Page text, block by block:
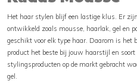
Het haar stylen blijf een lastige klus. Er
ontwikkeld zoals mousse, haarlak, gel en
geschikt voor elk type haar. Daarom is het
product het beste bij jouw haarstijl en soort
stylingsproducten op de markt gebracht
gel.